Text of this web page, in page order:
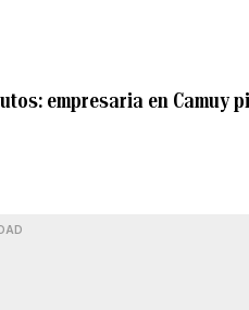
empresaria en Camuy